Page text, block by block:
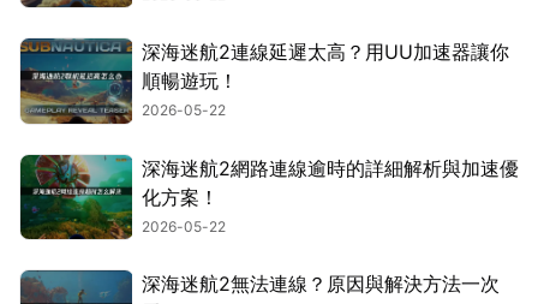
深海迷航2連線延遲太高？用UU加速器讓你
順暢遊玩！
2026-05-22
深海迷航2網路連線逾時的詳細解析與加速優
化方案！
2026-05-22
深海迷航2無法連線？原因與解決方法一次